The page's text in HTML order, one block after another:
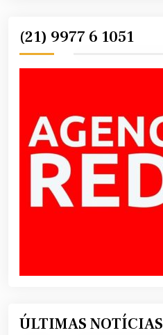
(21) 9977 6 1051
ÚLTIMAS NOTÍCIAS